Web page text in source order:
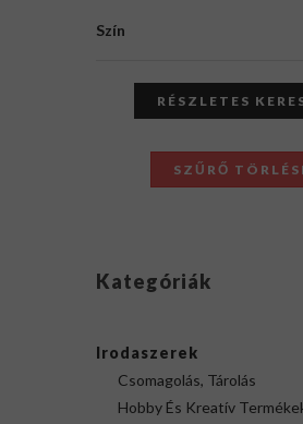
Szín
RÉSZLETES
SZŰRŐ
Kategóriák
Irodaszerek
Csomagolás, Tárolás
Hobby És Kreatív